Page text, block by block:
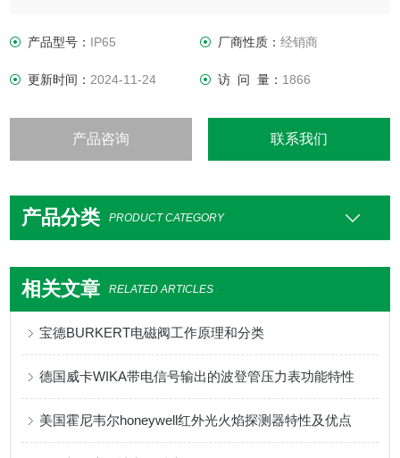
产品型号： IP65 厂商性质： 经销商
更新时间：2024-11-24 访 问 量： 1866
产品咨询 联系我们
产品分类 PRODUCT CATEGORY
相关文章 RELATED ARTICLES
宝德BURKERT电磁阀工作原理和分类
德国威卡WIKA带电信号输出的波登管压力表功能特性
美国霍尼韦尔honeywell红外光火焰探测器特性及优点